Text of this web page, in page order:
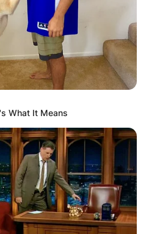
What It Means